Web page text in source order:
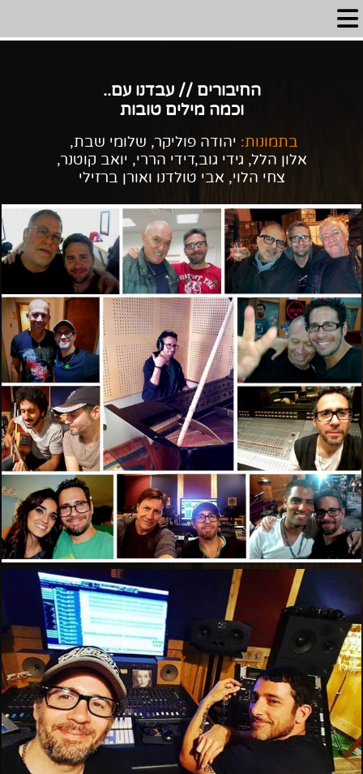
החיבורים // עבדנו עם..
וכמה מילים טובות
בתמונות: יהודה פוליקר, שלומי שבת,
אלון הלל, גידי גוב,דידי הררי, יואב קוטנר,
צחי הלוי, אבי טולדנו ואורן ברזילי